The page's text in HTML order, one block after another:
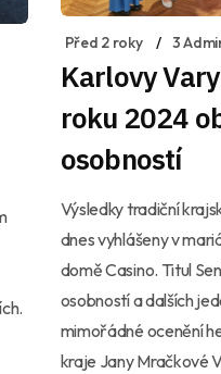
Před 2 roky 3
Karlovy
roku 2024
osobností
Výsledky tradiční
dnes vyhlášeny v
domě Casino. Titul
osobností a dalších
mimořádné ocenění
kraje Jany Mračkové